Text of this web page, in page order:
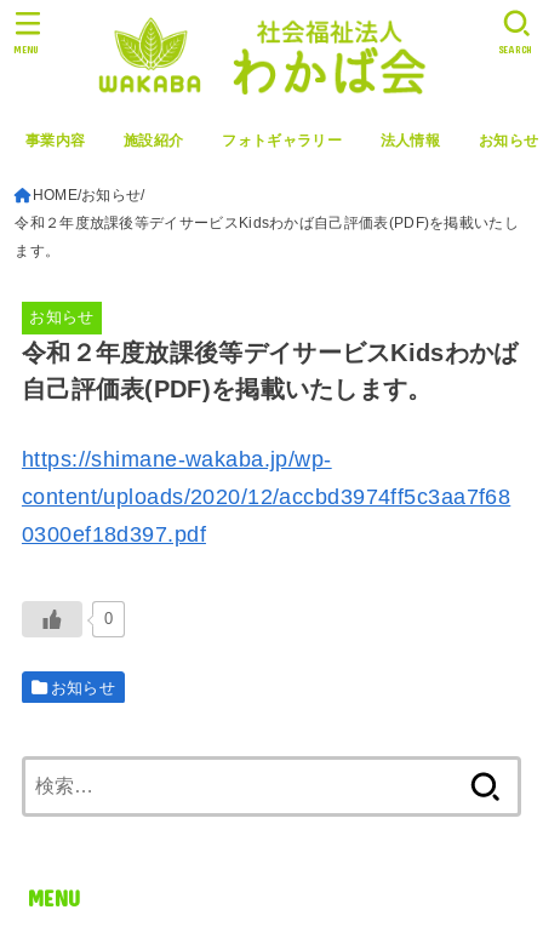
事業内容 施設紹介 フォトギャラリー 法人情報 お知らせ
SEARCH
MENU
HOME お知らせ
令和２年度放課後等デイサービスKidsわかば自己評価表(PDF)を掲載いたし
ます。
お知らせ
令和２年度放課後等デイサービスKidsわかば
自己評価表(PDF)を掲載いたします。
https://shimane-wakaba.jp/wp-
content/uploads/2020/12/accbd3974ff5c3aa7f68
0300ef18d397.pdf
0
お知らせ
索:
MENU